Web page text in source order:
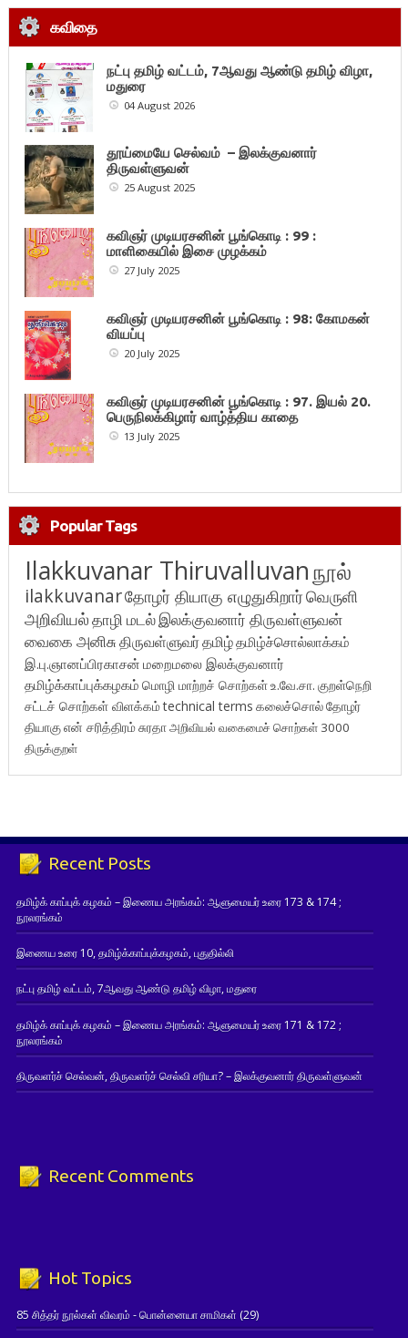
கவிதை
நட்பு தமிழ் வட்டம், 7ஆவது ஆண்டு தமிழ் விழா,
மதுரை
04 August 2026
தூய்மையே செல்வம் – இலக்குவனார்
திருவள்ளுவன்
25 August 2025
கவிஞர் முடியரசனின் பூங்கொடி : 99 :
மாளிகையில் இசை முழக்கம்
27 July 2025
கவிஞர் முடியரசனின் பூங்கொடி : 98: கோமகன்
வியப்பு
20 July 2025
கவிஞர் முடியரசனின் பூங்கொடி : 97. இயல் 20.
பெருநிலக்கிழார் வாழ்த்திய காதை
13 July 2025
Popular Tags
Ilakkuvanar Thiruvalluvanநூல்
ilakkuvanarதோழர் தியாகு எழுதுகிறார்வெருளி
அறிவியல்தாழி மடல்இலக்குவனார் திருவள்ளுவன்
வைகை அனிசுதிருவள்ளுவர்தமிழ்தமிழ்ச்சொல்லாக்கம்
இ.பு.ஞானப்பிரகாசன் மறைமலை இலக்குவனார்
தமிழ்க்காப்புக்கழகம் மொழி மாற்றச் சொற்கள்உ.வே.சா. குறள்நெறி
சட்டச் சொற்கள் விளக்கம்technical terms கலைச்சொல்தோழர்
தியாகுஎன் சரித்திரம்சுரதாஅறிவியல் வகைமைச் சொற்கள் 3000
திருக்குறள்
Recent Posts
தமிழ்க் காப்புக் கழகம் – இணைய அரங்கம்: ஆளுமையர் உரை 173 & 174 ;
நூலரங்கம்
இணைய உரை 10, தமிழ்க்காப்புக்கழகம், புதுதில்லி
நட்பு தமிழ் வட்டம், 7ஆவது ஆண்டு தமிழ் விழா, மதுரை
தமிழ்க் காப்புக் கழகம் – இணைய அரங்கம்: ஆளுமையர் உரை 171 & 172 ;
நூலரங்கம்
திருவளர்ச் செல்வன், திருவளர்ச் செல்வி சரியா? – இலக்குவனார் திருவள்ளுவன்
Recent Comments
Hot Topics
85 சித்தர் நூல்கள் விவரம் - பொன்னையா சாமிகள் (29)